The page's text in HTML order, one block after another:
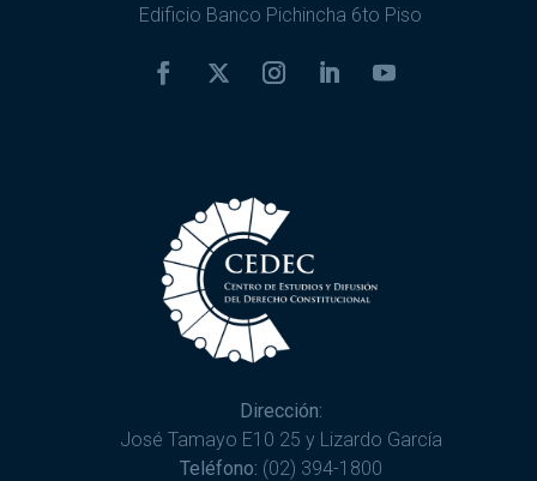
Edificio Banco Pichincha 6to Piso
Dirección:
José Tamayo E10 25 y Lizardo García
Teléfono: (02) 394-1800